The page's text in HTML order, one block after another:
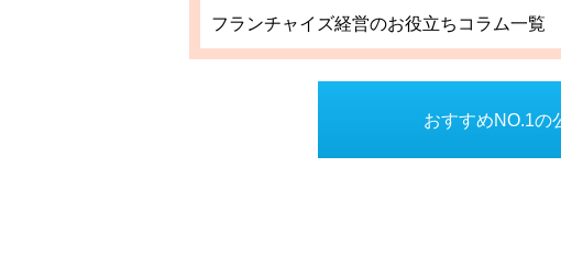
フランチャイズ経営のお役立ちコラム一覧
おすすめNO.1の